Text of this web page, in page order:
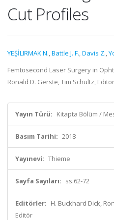
Cut Profiles
YEŞİLIRMAK N.,Battle J. F.,Davis Z.,
Femtosecond Laser Surgery in
Ronald D. Gerste, Tim Schultz,
Yayın Türü: Kitapta Bölüm /
Basım Tarihi: 2018
Yayınevi: Thieme
Sayfa Sayıları: ss.62-72
Editörler: H. Buckhard Dick,
Editör